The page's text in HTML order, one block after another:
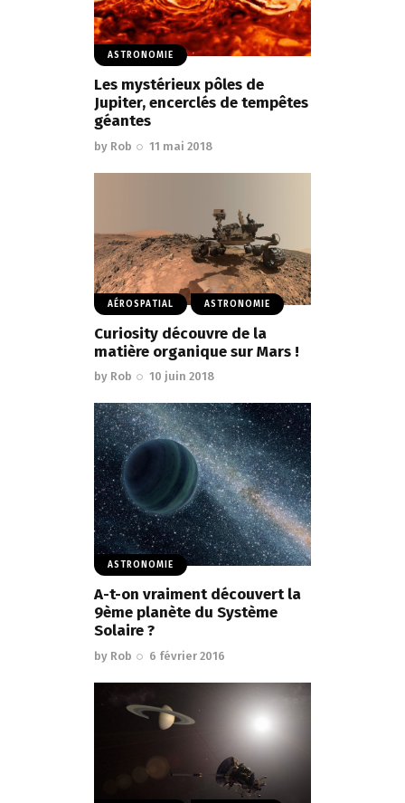
ASTRONOMIE
Les mystérieux pôles de
Jupiter, encerclés de tempêtes
géantes
by Rob 11 mai 2018
AÉROSPATIAL ASTRONOMIE
Curiosity découvre de la
matière organique sur Mars !
by Rob 10 juin 2018
ASTRONOMIE
A-t-on vraiment découvert la
9ème planète du Système
Solaire ?
by Rob 6 février 2016